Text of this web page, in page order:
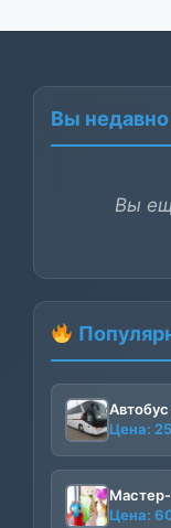
Вы
Вы
Цена:
Цена: